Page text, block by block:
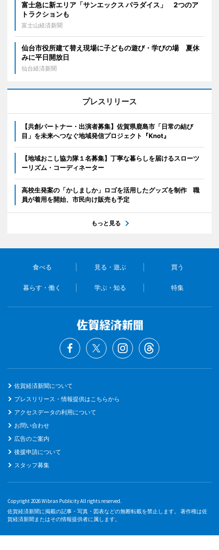
富士急に新エリア「サンエックス パラダイス」 2つのア
トラクションも
富士山経済新聞
仙台市役所建て替え現場に子どもの遊び・学びの場 夏休
みに平日開放日
仙台経済新聞
プレスリリース
【共創パートナー・出演者募集】佐賀県鹿島市「日常の結び
目」を未来へつなぐ地域発信プロジェクト『Knot』
【地域おこし協力隊１名募集】丁寧な暮らしを届けるスローツ
ーリズム・コーディネーター
高校生発案の「かしましか」ロゴを活用したグッズを制作 職
員が着用を開始、市民向け販売も予定
もっと見る
食べる 見る・遊ぶ 買う
暮らす・働く 学ぶ・知る 特集
佐賀経済新聞について
プレスリリース・情報提供はこちらから
アクセスデータの利用について
お問い合わせ
広告のご案内
後援申請について
スタッフ募集
Copyright 2026 Wibran Publicity All rights reserved.
佐賀経済新聞に掲載の記事・写真・図表などの無断転載を禁止します。 著作権は佐
賀経済新聞またはその情報提供者に属します。